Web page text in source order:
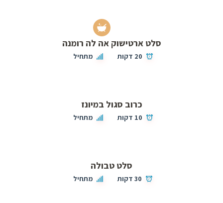
סלט ארטישוק אה לה רומנה
20 דקות מתחיל
כרוב סגול במיונז
10 דקות מתחיל
סלט טבולה
30 דקות מתחיל